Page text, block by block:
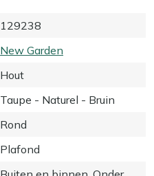
129238
New Garden
Hout
Taupe - Naturel - Bruin
Rond
Plafond